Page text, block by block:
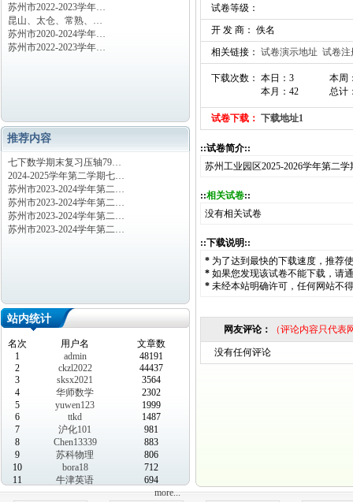
苏州市2022-2023学年…
昆山、太仓、常熟、…
苏州市2020-2024学年…
苏州市2022-2023学年…
推荐内容
七下数学期末复习压轴79…
2024-2025学年第二学期七…
苏州市2023-2024学年第二…
苏州市2023-2024学年第二…
苏州市2023-2024学年第二…
苏州市2023-2024学年第二…
站内统计
名次 用户名
文章数
1
admin
48191
2
ckzl2022
44437
3
sksx2021
3564
4
华师数学
2302
5
yuwen123
1999
6
ttkd
1487
7
沪化101
981
8
Chen13339
883
9
苏科物理
806
10
bora18
712
11
牛津英语
694
more...
试卷等级：
开 发 商： 佚名
相关链接： 试卷演示地址 试卷注
下载次数： 本日：3
本月：42
本周
总计
试卷下载： 下载地址1
::试卷简介::
苏州工业园区2025-2026学年第二
::相关试卷::
没有相关试卷
::下载说明::
* 为了达到最快的下载速度，推荐
* 如果您发现该试卷不能下载，请
* 未经本站明确许可，任何网站不
网友评论： （评论内容只代
没有任何评论